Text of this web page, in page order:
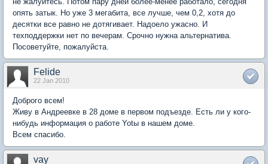
опять затык. Но уже 3 мегабита, все лучше, чем 0,2, хотя до
десятки все равно не дотягивает. Надоело ужасно. И
техподдержки нет по вечерам. Срочно нужна альтернатива.
Посоветуйте, пожалуйста.
Felide
22 Jan 2010
Доброго всем!
Живу в Андреевке в 28 доме в первом подъезде. Есть ли у кого-
нибудь информация о работе Yotы в нашем доме.
Всем спасибо.
vay